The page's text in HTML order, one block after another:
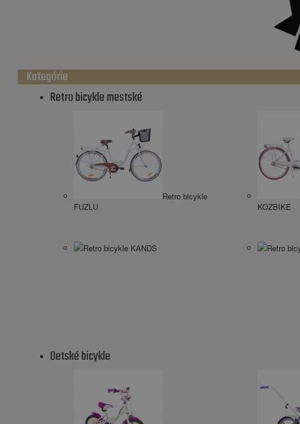
Kategórie
Retro bicykle mestské
Retro bicykle
FUZLU
KOZBIKE
Retro bicykle KANDS
Retro
Detské bicykle